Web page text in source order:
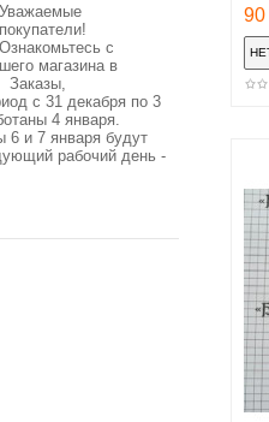
Уважаемые
покупатели!
Ознакомьтесь с
магазина в
с 31 декабря по 3
4 января.
6 и 7 января будут
рабочий день -
90